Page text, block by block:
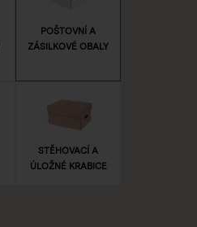
POŠTOVNÍ A
ZÁSILKOVÉ OBALY
STĚHOVACÍ A
ÚLOŽNÉ KRABICE